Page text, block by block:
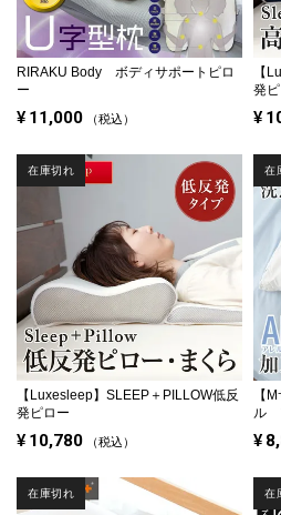
RIRAKU Body ボディサポートピロ
ー
¥ 11,000 税込
【
発
¥
【Luxesleep】SLEEP＋PILLOW低反
発ピロー
¥ 10,780 税込
在庫切れ
【
ル
¥
在
在庫切れ 在